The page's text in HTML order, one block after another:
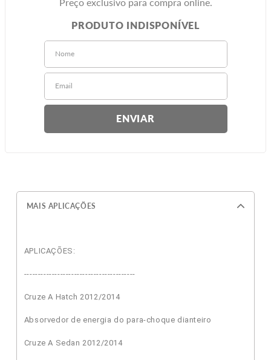
ENVIAR
MAIS APLICAÇÕES
APLICAÇÕES:
----------------------------------------
Cruze A Hatch 2012/2014
Absorvedor de energia do para-choque dianteiro
Cruze A Sedan 2012/2014